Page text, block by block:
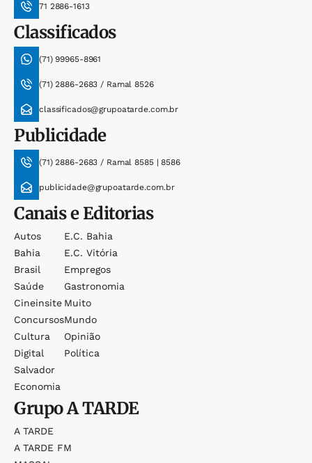
71 2886-1613
Classificados
(71) 99965-8961
(71) 2886-2683 / Ramal 8526
classificados@grupoatarde.com.br
Publicidade
(71) 2886-2683 / Ramal 8585 | 8586
publicidade@grupoatarde.com.br
Canais e Editorias
Autos
Bahia
Brasil
Saúde
Cineinsite
Concursos
Cultura
Digital
Salvador
Economia
E.c. Bahia
E.c. Vitória
Empregos
Gastronomia
Muito
Mundo
Opinião
Política
GrupoA TARDE
A TARDE
A TARDE FM